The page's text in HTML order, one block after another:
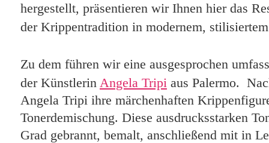
hergestellt, präsentieren wir Ihnen hier das
der Krippentradition in modernem,
Zu dem führen wir eine ausgesprochen
der Künstlerin Angela Tripi aus Palermo.
Angela Tripi ihre märchenhaften
Tonerdemischung. Diese ausdrucksstarken
Grad gebrannt, bemalt, anschließend mit in